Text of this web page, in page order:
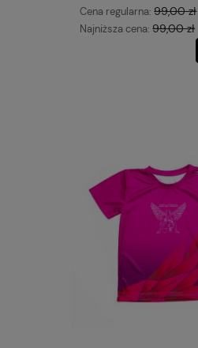
Cena regularna:99,00 zł
Najniższa cena:99,00 zł